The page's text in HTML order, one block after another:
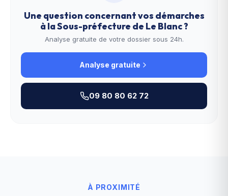
Une question concernant vos démarches
à laSous-préfecture de Le Blanc?
Analyse gratuite de votre dossier sous 24h.
Analyse gratuite
09 80 80 62 72
À PROXIMITÉ